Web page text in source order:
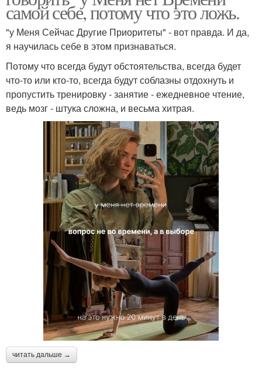
самой себе, потому что это ложь.
"у Меня Сейчас Другие Приоритеты" - вот правда. И да,
я научилась себе в этом признаваться.
Потому что всегда будут обстоятельства, всегда будет
что-то или кто-то, всегда будут соблазны отдохнуть и
пропустить тренировку - занятие - ежедневное чтение,
ведь мозг - штука сложна, и весьма хитрая.
читать дальше →